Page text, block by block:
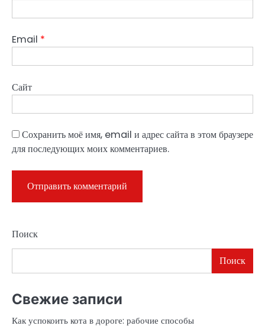
Email *
Сайт
Сохранить моё имя, email и адрес сайта в этом браузере
для последующих моих комментариев.
Поиск
Поиск
Свежие записи
Как успокоить кота в дороге: рабочие способы